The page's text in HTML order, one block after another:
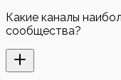
Какие каналы
сообщества?